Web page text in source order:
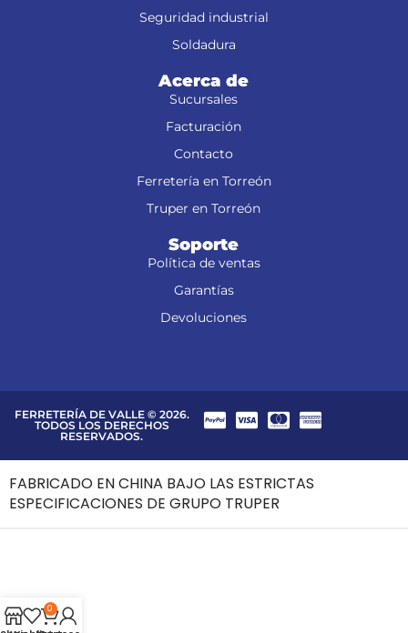
Seguridad industrial
Soldadura
Acerca de
Sucursales
Facturación
Contacto
Ferretería en Torreón
Truper en Torreón
Soporte
Política de ventas
Garantías
Devoluciones
FERRETERÍA DE VALLE © 2026.
TODOS LOS DERECHOS
RESERVADOS.
0
FABRICADO EN CHINA BAJO LAS ESTRICTAS
ESPECIFICACIONES DE GRUPO TRUPER